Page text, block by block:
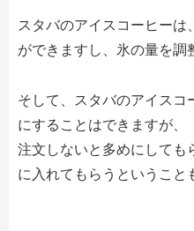
スタバのアイスコーヒーは
ができますし、氷の量を調
そして、スタバのアイスコ
にすることはできますが、
注文しないと多めにしても
に入れてもらうということ